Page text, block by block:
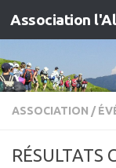
Skip to content
Association
ASSOCIATION /
RÉSULTATS